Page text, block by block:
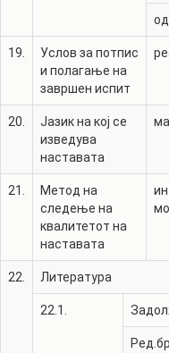
19.
Услов за потпис
и полагање на
завршен испит
20.
Јазик на кој се
изведува
наставата
21.
Метод на
следење на
квалитетот на
наставата
22. Литература
22.1.
Ред.бр.